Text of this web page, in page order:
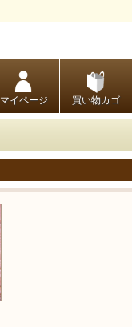
マイページ 買い物カゴ